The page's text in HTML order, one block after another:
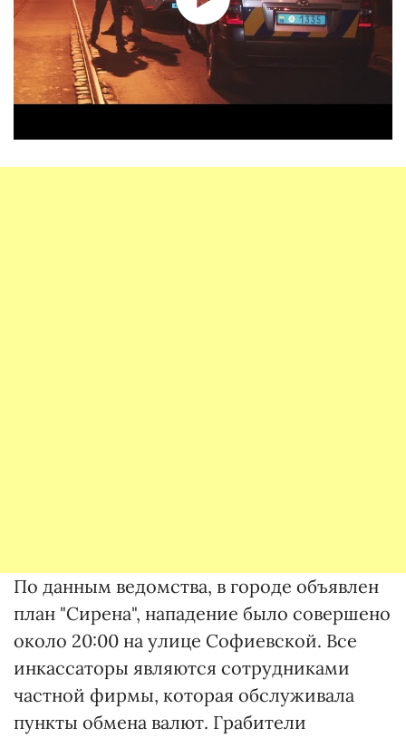
По данным ведомства, в городе объявлен
план "Сирена", нападение было совершено
около 20:00 на улице Софиевской. Все
инкассаторы являются сотрудниками
частной фирмы, которая обслуживала
пункты обмена валют. Грабители